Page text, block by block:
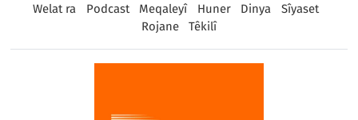
Welat ra Podcast Meqaleyî Huner Dinya
Sîyaset
Rojane
Têkilî